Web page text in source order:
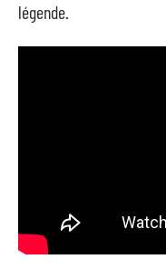
légende.